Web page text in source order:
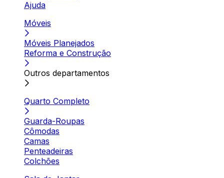
Ajuda
Móveis
Móveis Planejados
Reforma e Construção
Outros departamentos
Quarto Completo
Guarda-Roupas
Cômodas
Camas
Penteadeiras
Colchões